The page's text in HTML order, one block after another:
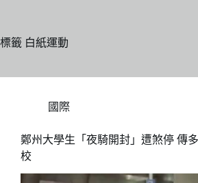
標籤 白紙運動
國際
鄭州大學生「夜騎開封」遭煞停 傳
校